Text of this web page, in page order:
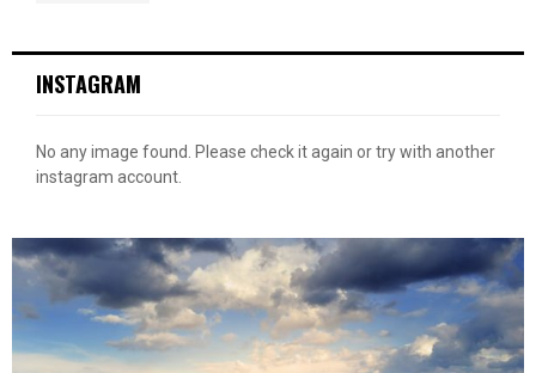
INSTAGRAM
No any image found. Please check it again or try with another
instagram account.